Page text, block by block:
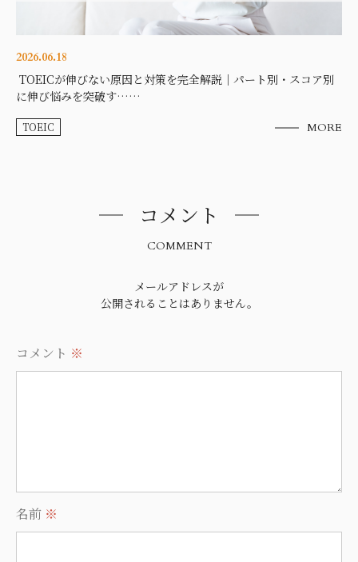
2026.06.18
TOEICが伸びない原因と対策を完全解説｜パート別・スコア別
に伸び悩みを突破す……
TOEIC MORE
コメント
COMMENT
メールアドレスが
公開されることはありません。
コメント ※
名前 ※